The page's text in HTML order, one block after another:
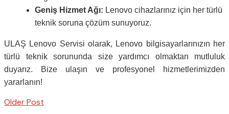
Geniş Hizmet Ağı: Lenovo cihazlarınız için her türlü
teknik soruna çözüm sunuyoruz.
ULAŞ Lenovo Servisi olarak, Lenovo bilgisayarlarınızın her
türlü teknik sorununda size yardımcı olmaktan mutluluk
duyarız. Bize ulaşın ve profesyonel hizmetlerimizden
yararlanın!
Older Post